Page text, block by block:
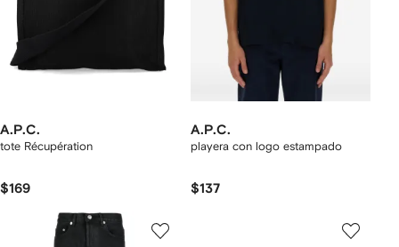
A.P.C.
tote Récupération
$169
A.P.C.
playera con logo estampado
$137